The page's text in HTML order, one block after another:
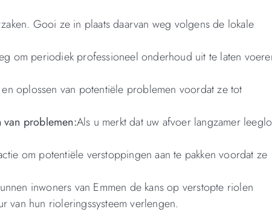
Gooi ze in plaats daarvan weg volgens de lokale
om periodiek professioneel onderhoud uit te laten
oplossen van potentiële problemen voordat ze tot
van problemen:Als u merkt dat uw afvoer langzamer
om potentiële verstoppingen aan te pakken voordat ze
inwoners van Emmen de kans op verstopte riolen
van hun rioleringssysteem verlengen.